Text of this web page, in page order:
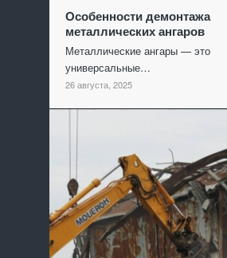
Особенности демонтажа
металлических ангаров
Металлические ангары — это
универсальные…
26 августа, 2025